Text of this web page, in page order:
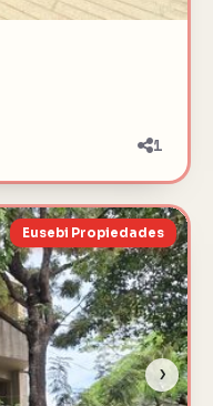
1
›
Eusebi Propiedades